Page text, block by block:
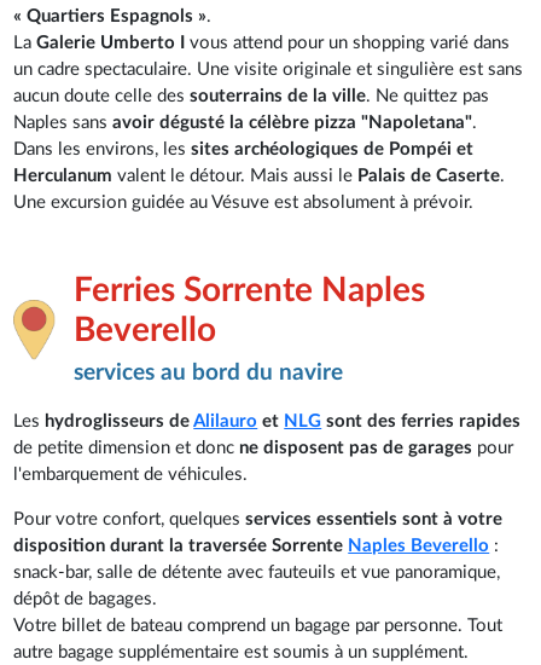
« Quartiers Espagnols ».
LaGalerie Umberto I vous attend pour un shopping varié dans
un cadre spectaculaire. Une visite originale et singulière est sans
aucun doute celle dessouterrains de la ville. Ne quittez pas
Naples sansavoir dégusté la célèbre pizza "Napoletana".
Dans les environs, lessites archéologiques de Pompéi et
Herculanum valent le détour. Mais aussi le Palais de Caserte.
Une excursion guidée au Vésuve est absolument à prévoir.
Ferries Sorrente Naples
Beverello
services au bord du navire
Les hydroglisseurs deAlilauro et NLG sont des ferries rapides
de petite dimension et donc ne disposent pas de garages pour
l'embarquement de véhicules.
Pour votre confort, quelquesservices essentiels sont à votre
disposition durant la traversée Sorrente Naples Beverello :
snack-bar, salle de détente avec fauteuils et vue panoramique,
dépôt de bagages.
Votre billet de bateau comprend un bagage par personne. Tout
autre bagage supplémentaire est soumis à un supplément.